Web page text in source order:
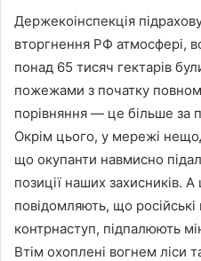
Держекоінспекція
вторгнення РФ атмосфері,
понад 65 тисяч гектарів
пожежами з початку
порівняння — це більше за
Окрім цього, у мережі
що окупанти навмисно
позиції наших захисників.
повідомляють, що російські
контрнаступ, підпалюють
Втім охоплені вогнем ліси